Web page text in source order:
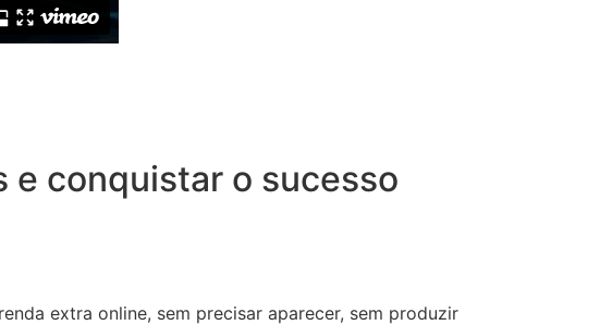
e conquistar o sucesso
extra online, sem precisar aparecer, sem produzir